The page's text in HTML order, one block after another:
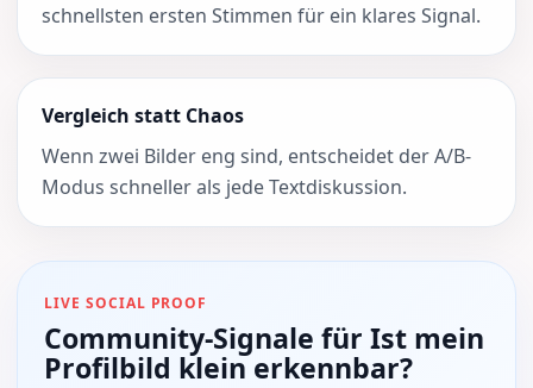
schnellsten ersten Stimmen für ein klares Signal.
Vergleich statt Chaos
Wenn zwei Bilder eng sind, entscheidet der A/B-
Modus schneller als jede Textdiskussion.
LIVE SOCIAL PROOF
Community-Signale für Ist mein
Profilbild klein erkennbar?